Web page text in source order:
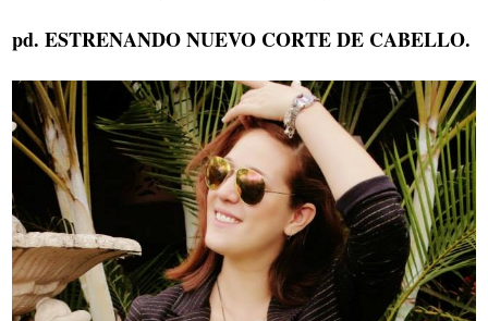
pd. ESTRENANDO NUEVO CORTE DE CABELLO.